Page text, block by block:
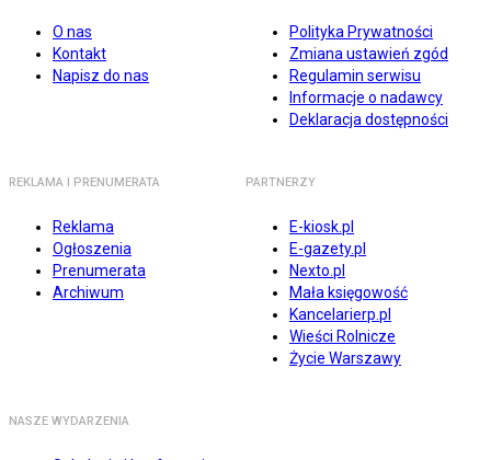
O nas
Kontakt
Napisz do nas
Polityka Prywatności
Zmiana ustawień zgód
Regulamin serwisu
Informacje o nadawcy
Deklaracja dostępności
REKLAMA I PRENUMERATA
Reklama
Ogłoszenia
Prenumerata
Archiwum
PARTNERZY
E-kiosk.pl
E-gazety.pl
Nexto.pl
Mała księgowość
Kancelarierp.pl
Wieści Rolnicze
Życie Warszawy
NASZE WYDARZENIA